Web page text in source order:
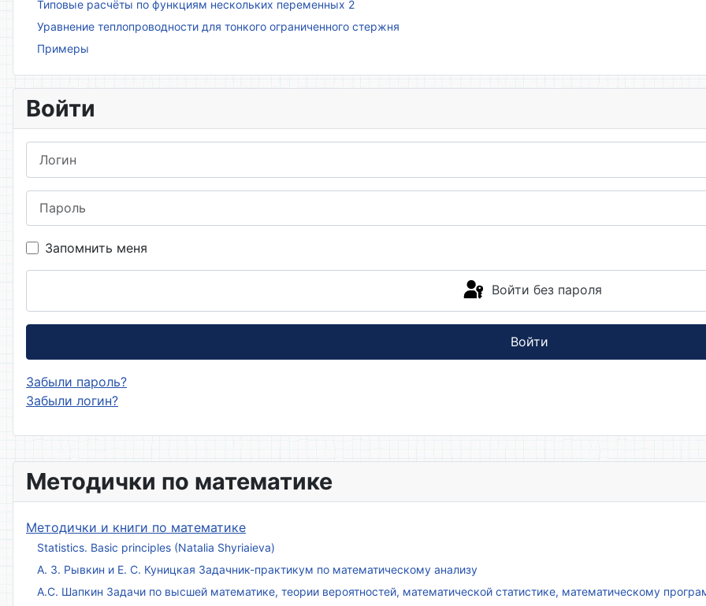
Методички по математике
Методички и книги по математике
Statistics. Basic principles (Natalia Shyriaieva)
А. З. Рывкин и Е. С. Куницкая Задачник-практикум по математическому анализу
А.С. Шапкин Задачи по высшей математике, теории вероятностей, математической статистике, математическому
Типовые расчёты по функциям нескольких переменных 2
Уравнение теплопроводности для тонкого ограниченного стержня
Примеры
Войти
Запомнить меня
Войти без пароля
Войти
Забыли пароль?
Забыли логин?